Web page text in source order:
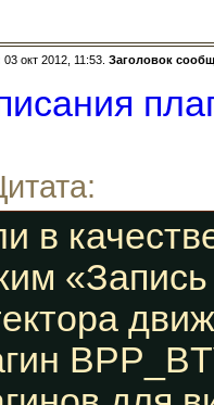
03 окт 2012, 11:53. Заголовок
в